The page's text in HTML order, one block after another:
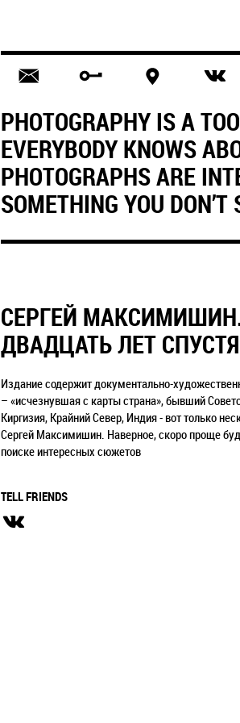
PHOTOGRAPHY IS A
EVERYBODY KNOWS
PHOTOGRAPHS ARE
SOMETHING YOU DON’T
СЕРГЕЙ
ДВАДЦАТЬ ЛЕТ СПУСТЯ
Издание содержит документально-
– «исчезнувшая с карты страна», бывший
Киргизия, Крайний Север, Индия - вот только
Сергей Максимишин. Наверное, скоро проще
поиске интересных сюжетов
TELL FRIENDS